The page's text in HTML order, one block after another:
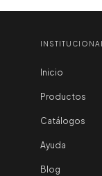
Inicio
Productos
Catálogos
Ayuda
Blog